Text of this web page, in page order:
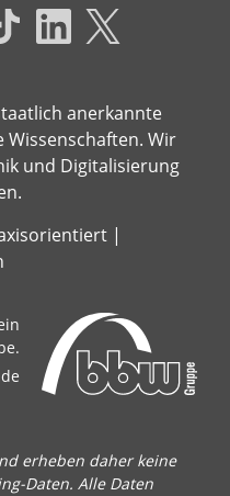
anerkannte
Wir
und Digitalisierung
|
erheben daher keine
Daten. Alle Daten